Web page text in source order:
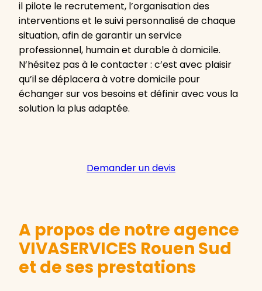
il pilote le recrutement, l’organisation des
interventions et le suivi personnalisé de chaque
situation, afin de garantir un service
professionnel, humain et durable à domicile.
N’hésitez pas à le contacter : c’est avec plaisir
qu’il se déplacera à votre domicile pour
échanger sur vos besoins et définir avec vous la
solution la plus adaptée.
Demander un devis
A propos de notre agence
VIVASERVICES Rouen Sud
et de ses prestations